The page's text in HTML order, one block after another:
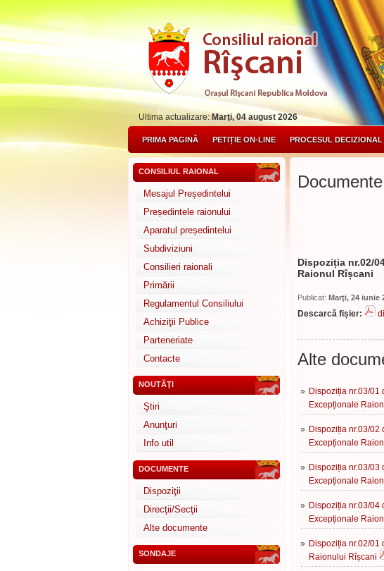
Ultima actualizare:Marţi, 04 august 2026
PRIMA PAGINĂ PETIȚIE ON-LINE PROCESUL DECIZIONAL
CONSILIUL RAIONAL
Mesajul Președintelui
Președintele raionului
Aparatul președintelui
Subdiviziuni
Consilieri raionali
Primării
Regulamentul Consiliului
Achiziţii Publice
Parteneriate
Contacte
NOUTĂŢI
Ştiri
Anunţuri
Info util
DOCUMENTE
Dispoziţii
Direcţii/Secţii
Alte documente
SONDAJE
Dispoziția nr.02/
Raionul Rîșcani
Publicat: Marţi, 24 iunie
Descarcă fișier:
Alte
» Dispoziția nr.03/
Excepționale
» Dispoziția nr.03/
Excepționale
» Dispoziția nr.03/
Excepționale
» Dispoziția nr.03/
Excepționale
» Dispoziția nr.02/
Raionului Rîșcani